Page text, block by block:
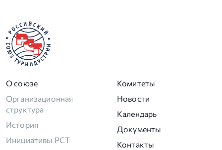
О союзе
Организационная
структура
История
Инициативы РСТ
Комитеты
Новости
Календарь
Документы
Контакты